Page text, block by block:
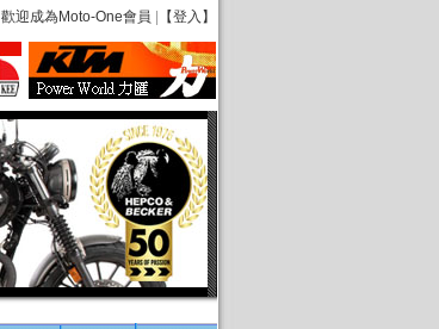
歡迎成為Moto-One會員 【登入】